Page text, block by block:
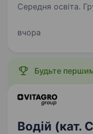
Середня освіта. Група Компаній Vitagro
насіннєве
рослин,
вчора
Будьте
Водій (кат.